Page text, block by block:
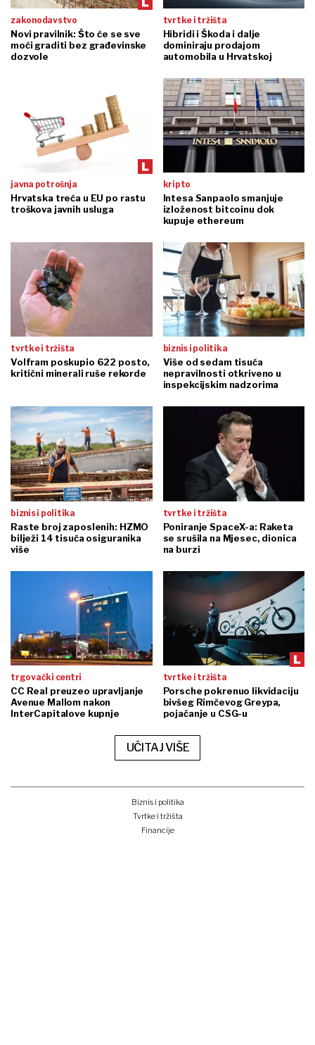
zakonodavstvo
Novi pravilnik: Što će se sve
moći graditi bez građevinske
dozvole
tvrtke i tržišta
Hibridi i Škoda i dalje
dominiraju prodajom
automobila u Hrvatskoj
javna potrošnja
Hrvatska treća u EU po rastu
troškova javnih usluga
kripto
Intesa Sanpaolo smanjuje
izloženost bitcoinu dok
kupuje ethereum
tvrtke i tržišta
Volfram poskupio 622 posto,
kritični minerali ruše rekorde
biznis i politika
Više od sedam tisuća
nepravilnosti otkriveno u
inspekcijskim nadzorima
biznis i politika
Raste broj zaposlenih: HZMO
bilježi 14 tisuća osiguranika
više
tvrtke i tržišta
Poniranje SpaceX-a: Raketa
se srušila na Mjesec, dionica
na burzi
trgovački centri
CC Real preuzeo upravljanje
Avenue Mallom nakon
InterCapitalove kupnje
tvrtke i tržišta
Porsche pokrenuo likvidaciju
bivšeg Rimčevog Greypa,
pojačanje u CSG-u
UČITAJ VIŠE
Biznis i politika
Tvrtke i tržišta
Financije